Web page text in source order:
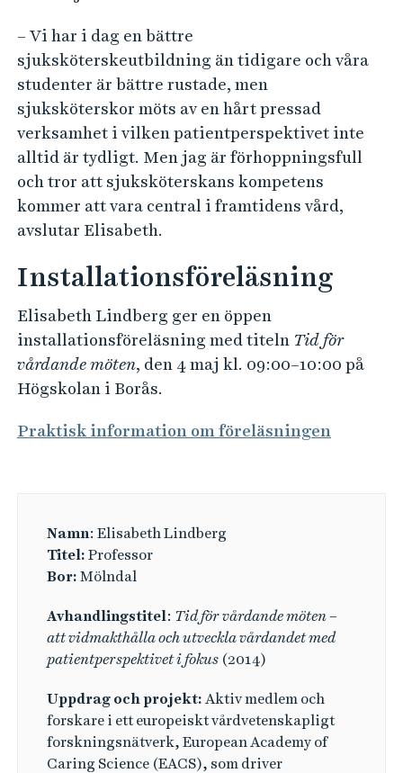
– Vi har i dag en bättre
sjuksköterskeutbildning än tidigare och våra
studenter är bättre rustade, men
sjuksköterskor möts av en hårt pressad
verksamhet i vilken patientperspektivet inte
alltid är tydligt. Men jag är förhoppningsfull
och tror att sjuksköterskans kompetens
kommer att vara central i framtidens vård,
avslutar Elisabeth.
Installationsföreläsning
Elisabeth Lindberg ger en öppen
installationsföreläsning med titeln Tid för
vårdande möten, den 4 maj kl. 09:00–10:00 på
Högskolan i Borås.
Praktisk information om föreläsningen
Namn: Elisabeth Lindberg
Titel: Professor
Bor: Mölndal
Avhandlingstitel: Tid för vårdande möten –
att vidmakthålla och utveckla vårdandet med
patientperspektivet i fokus(2014)
Uppdrag och projekt: Aktiv medlem och
forskare i ett europeiskt vårdvetenskapligt
forskningsnätverk, European Academy of
Caring Science (EACS), som driver